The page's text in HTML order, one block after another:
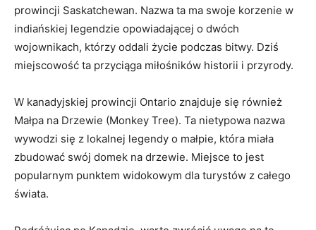
prowincji ⁤Saskatchewan. Nazwa ta ma swoje korzenie w
indiańskiej legendzie opowiadającej o dwóch
wojownikach, którzy oddali życie podczas bitwy. Dziś
⁤miejscowość ta przyciąga miłośników ‍historii i ⁤przyrody.
W ​kanadyjskiej‍ prowincji ‍Ontario znajduje się również
Małpa na Drzewie‌ (Monkey ⁤Tree). Ta nietypowa nazwa
wywodzi się z lokalnej ⁢legendy o małpie, która ‌miała
zbudować swój domek ⁢na drzewie. Miejsce‍ to jest​
popularnym punktem widokowym dla turystów z całego
świata.